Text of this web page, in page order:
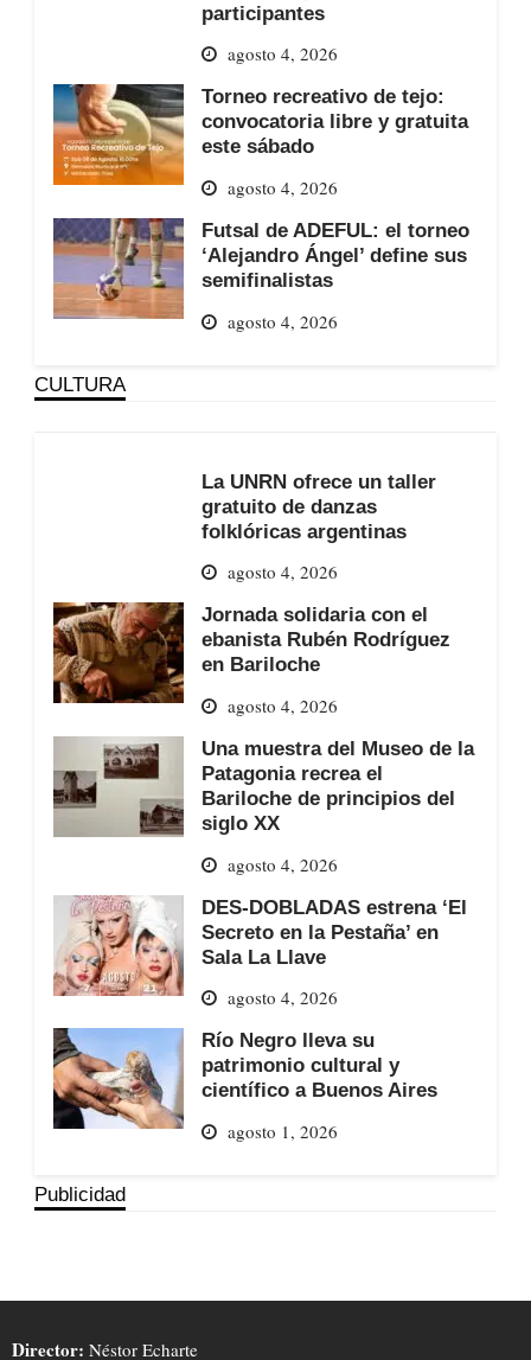
participantes
agosto 4, 2026
Torneo recreativo de tejo:
convocatoria libre y gratuita
este sábado
agosto 4, 2026
Futsal de ADEFUL: el torneo
‘Alejandro Ángel’ define sus
semifinalistas
agosto 4, 2026
CULTURA
La UNRN ofrece un taller
gratuito de danzas
folklóricas argentinas
agosto 4, 2026
Jornada solidaria con el
ebanista Rubén Rodríguez
en Bariloche
agosto 4, 2026
Una muestra del Museo de la
Patagonia recrea el
Bariloche de principios del
siglo XX
agosto 4, 2026
DES-DOBLADAS estrena ‘El
Secreto en la Pestaña’ en
Sala La Llave
agosto 4, 2026
Río Negro lleva su
patrimonio cultural y
científico a Buenos Aires
agosto 1, 2026
Publicidad
Director: Néstor Echarte